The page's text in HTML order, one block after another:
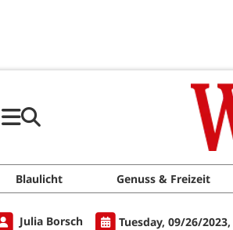
Blaulicht Genuss & Freizeit
Julia Borsch Tuesday, 09/26/2023,